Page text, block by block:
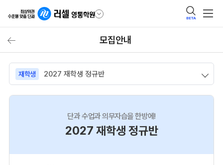
BETA
모집안내
재학생 2027 재학생 정규반
단과 수업과 의무자습을 한방에!
2027 재학생 정규반